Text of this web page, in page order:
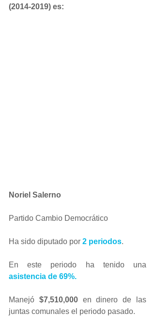
(2014-2019) es:
Noriel Salerno
Partido Cambio Democrático
Ha sido diputado por 2 periodos.
asistencia de 69%.
Manejó $7,510,000 en dinero de las
juntas comunales el periodo pasado.